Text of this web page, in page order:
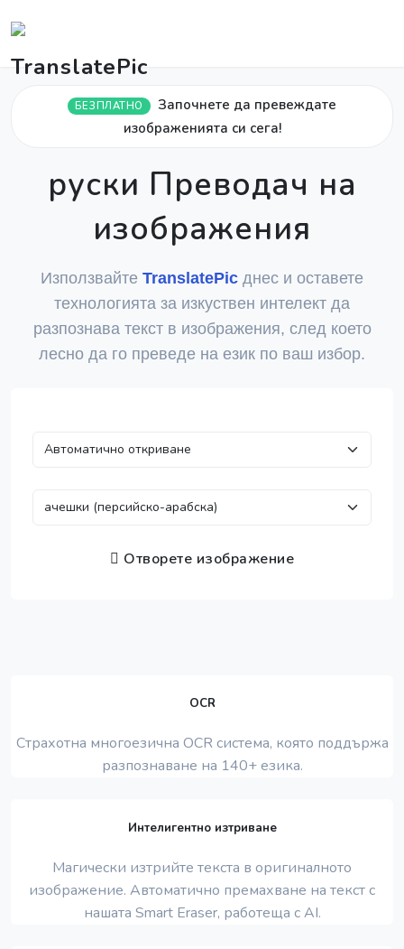
БЕЗПЛАТНО
Започнете да превеждате
изображенията си сега!
руски Преводач на
изображения
Използвайте TranslatePic днес и оставете
технологията за изкуствен интелект да
разпознава текст в изображения, след което
лесно да го преведе на език по ваш избор.
Отворете изображение
OCR
Страхотна многоезична OCR система, която поддържа
разпознаване на 140+ езика.
Интелигентно изтриване
Магически изтрийте текста в оригиналното
изображение. Автоматично премахване на текст с
нашата Smart Eraser, работеща с AI.